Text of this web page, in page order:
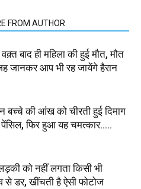
FROM AUTHOR
बाद ही महिला की हुई मौत, मौत
जानकर आप भी रह जायेंगे हैरान
बच्चे की आंख को चीरती हुई दिमाग
फिर हुआ यह चमत्कार…..
को नहीं लगता किसी भी
डर, खींचती है ऐसी फोटोज